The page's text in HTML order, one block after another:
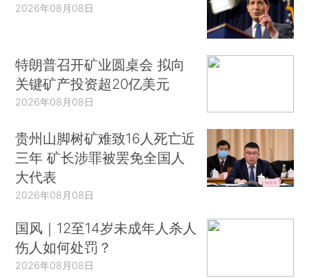
2026年08月08日
特朗普召开矿业圆桌会 拟向
关键矿产投资超20亿美元
2026年08月08日
贵州山脚树矿难致16人死亡近
三年 矿长涉罪被罢免全国人
大代表
2026年08月08日
国风｜12至14岁未成年人杀人
伤人如何处罚？
2026年08月08日